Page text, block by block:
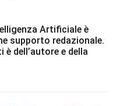
Artificiale è
supporto redazionale.
dell’autore e della